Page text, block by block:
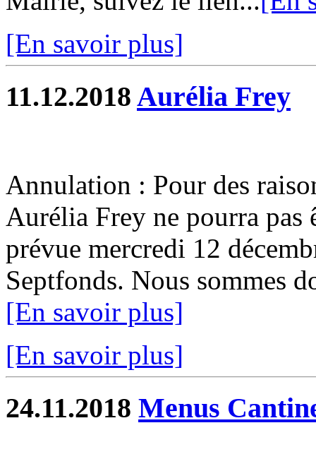
[En savoir plus]
11.12.2018 Aurélia Frey
Annulation : Pour des
Aurélia Frey ne pourra pas
prévue mercredi 12
Septfonds. Nous sommes
[En savoir plus]
[En savoir plus]
24.11.2018 Menus